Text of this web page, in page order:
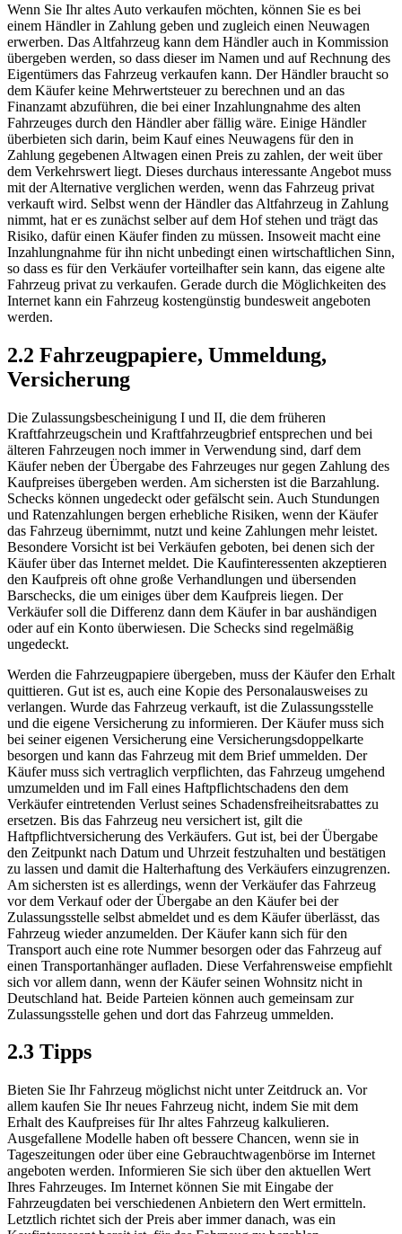
Wenn Sie Ihr altes Auto verkaufen möchten, können Sie es bei
einem Händler in Zahlung geben und zugleich einen Neuwagen
erwerben. Das Altfahrzeug kann dem Händler auch in Kommission
übergeben werden, so dass dieser im Namen und auf Rechnung des
Eigentümers das Fahrzeug verkaufen kann. Der Händler braucht so
dem Käufer keine Mehrwertsteuer zu berechnen und an das
Finanzamt abzuführen, die bei einer Inzahlungnahme des alten
Fahrzeuges durch den Händler aber fällig wäre. Einige Händler
überbieten sich darin, beim Kauf eines Neuwagens für den in
Zahlung gegebenen Altwagen einen Preis zu zahlen, der weit über
dem Verkehrswert liegt. Dieses durchaus interessante Angebot muss
mit der Alternative verglichen werden, wenn das Fahrzeug privat
verkauft wird. Selbst wenn der Händler das Altfahrzeug in Zahlung
nimmt, hat er es zunächst selber auf dem Hof stehen und trägt das
Risiko, dafür einen Käufer finden zu müssen. Insoweit macht eine
Inzahlungnahme für ihn nicht unbedingt einen wirtschaftlichen Sinn,
so dass es für den Verkäufer vorteilhafter sein kann, das eigene alte
Fahrzeug privat zu verkaufen. Gerade durch die Möglichkeiten des
Internet kann ein Fahrzeug kostengünstig bundesweit angeboten
werden.
2.2 Fahrzeugpapiere, Ummeldung,
Versicherung
Die Zulassungsbescheinigung I und II, die dem früheren
Kraftfahrzeugschein und Kraftfahrzeugbrief entsprechen und bei
älteren Fahrzeugen noch immer in Verwendung sind, darf dem
Käufer neben der Übergabe des Fahrzeuges nur gegen Zahlung des
Kaufpreises übergeben werden. Am sichersten ist die Barzahlung.
Schecks können ungedeckt oder gefälscht sein. Auch Stundungen
und Ratenzahlungen bergen erhebliche Risiken, wenn der Käufer
das Fahrzeug übernimmt, nutzt und keine Zahlungen mehr leistet.
Besondere Vorsicht ist bei Verkäufen geboten, bei denen sich der
Käufer über das Internet meldet. Die Kaufinteressenten akzeptieren
den Kaufpreis oft ohne große Verhandlungen und übersenden
Barschecks, die um einiges über dem Kaufpreis liegen. Der
Verkäufer soll die Differenz dann dem Käufer in bar aushändigen
oder auf ein Konto überwiesen. Die Schecks sind regelmäßig
ungedeckt.
Werden die Fahrzeugpapiere übergeben, muss der Käufer den Erhalt
quittieren. Gut ist es, auch eine Kopie des Personalausweises zu
verlangen. Wurde das Fahrzeug verkauft, ist die Zulassungsstelle
und die eigene Versicherung zu informieren. Der Käufer muss sich
bei seiner eigenen Versicherung eine Versicherungsdoppelkarte
besorgen und kann das Fahrzeug mit dem Brief ummelden. Der
Käufer muss sich vertraglich verpflichten, das Fahrzeug umgehend
umzumelden und im Fall eines Haftpflichtschadens den dem
Verkäufer eintretenden Verlust seines Schadensfreiheitsrabattes zu
ersetzen. Bis das Fahrzeug neu versichert ist, gilt die
Haftpflichtversicherung des Verkäufers. Gut ist, bei der Übergabe
den Zeitpunkt nach Datum und Uhrzeit festzuhalten und bestätigen
zu lassen und damit die Halterhaftung des Verkäufers einzugrenzen.
Am sichersten ist es allerdings, wenn der Verkäufer das Fahrzeug
vor dem Verkauf oder der Übergabe an den Käufer bei der
Zulassungsstelle selbst abmeldet und es dem Käufer überlässt, das
Fahrzeug wieder anzumelden. Der Käufer kann sich für den
Transport auch eine rote Nummer besorgen oder das Fahrzeug auf
einen Transportanhänger aufladen. Diese Verfahrensweise empfiehlt
sich vor allem dann, wenn der Käufer seinen Wohnsitz nicht in
Deutschland hat. Beide Parteien können auch gemeinsam zur
Zulassungsstelle gehen und dort das Fahrzeug ummelden.
2.3 Tipps
Bieten Sie Ihr Fahrzeug möglichst nicht unter Zeitdruck an. Vor
allem kaufen Sie Ihr neues Fahrzeug nicht, indem Sie mit dem
Erhalt des Kaufpreises für Ihr altes Fahrzeug kalkulieren.
Ausgefallene Modelle haben oft bessere Chancen, wenn sie in
Tageszeitungen oder über eine Gebrauchtwagenbörse im Internet
angeboten werden. Informieren Sie sich über den aktuellen Wert
Ihres Fahrzeuges. Im Internet können Sie mit Eingabe der
Fahrzeugdaten bei verschiedenen Anbietern den Wert ermitteln.
Letztlich richtet sich der Preis aber immer danach, was ein